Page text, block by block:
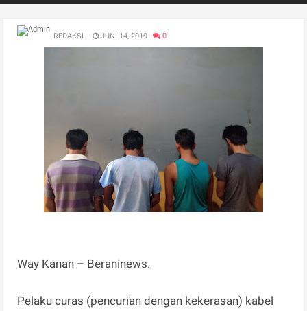
REDAKSI JUNI 14, 2019 0
Way Kanan – Beraninews.
Pelaku curas (pencurian dengan kekerasan) kabel